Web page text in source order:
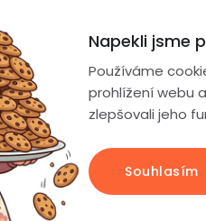
Napekli jsme
Používáme
prohlížení webu
zlepšovali jeho
Souhlasím
Řemínky